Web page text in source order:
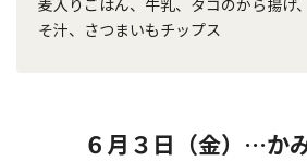
麦入りごはん、牛乳、タコのから揚げ
そ汁、さつまいもチップス
６月３日（金）…か